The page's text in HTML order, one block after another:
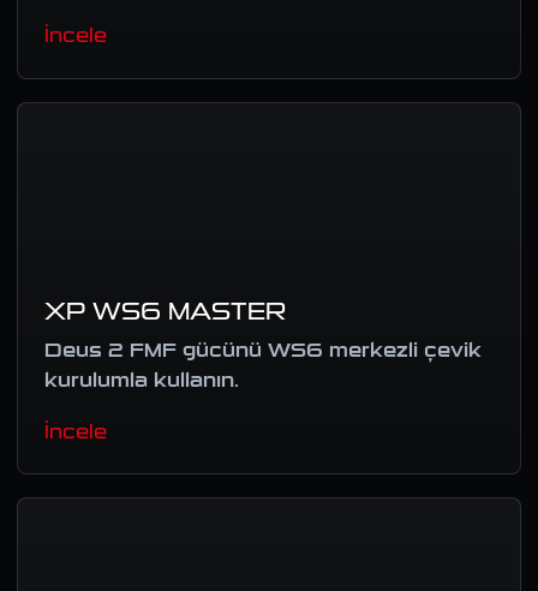
İncele
XP WS6 MASTER
Deus 2 FMF gücünü WS6 merkezli çevik
kurulumla kullanın.
İncele